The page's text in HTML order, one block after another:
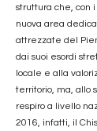
struttura che, con
nuova area
attrezzate del
dai suoi esordi
locale e alla
territorio, ma, allo
respiro a livello
2016, infatti, il